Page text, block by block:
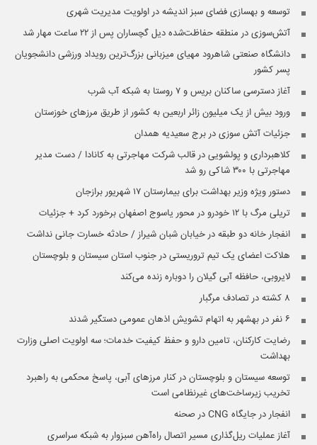
توسعه و بهسازی فضای سبز اندیشه در اولویت مدیریت شهری
آتش‌سوزی در منطقه حفاظت‌شده دیل گچساران پس از ۲۲ ساعت مهار شد
دانشگاه صنعتی شاهرود مهیای میزبانی بزرگ‌ترین رویداد ورزشی دانشجویان
پسر کشور
آغاز دسترسی ساکنان بریس و ۷ روستا به شبکه آب شرب
ورود بیش از یک میلیون زائر اربعین به کشور از طریق مرزهای خوزستان
جزئیات آتش سوزی در برج سعیدیه همدان
کلاهبرداری و پولشویی در قالب شرکت مهاجرتی به کانادا / دست مدیر
مهاجرتی با ۳۰۰ شاکی رو شد
دستور ویژه وزیر بهداشت برای بیمارستان ۱۷ شهریور برازجان
تریلی مرگ با ۱۲ خودرو در محور یاسوج اصفهان برخورد کرد + جزئیات
انفجار خانه دو طبقه در خیابان شبان شیراز / حادثه خسارت جانی نداشت
هلاکت اعضای یک تیم تروریستی در جنوب استان سیستان و بلوچستان
لایروبی، حافظه آبی گیلان را دوباره زنده می‌کند
۸ کشته در تصادف مرگبار
۶ نفر در بهشهر به اتهام تشویش اذهان عمومی دستگیر شدند
رضایت کارکنان، تامین دارو و حفظ کیفیت خدمات؛ سه اولویت اصلی وزارت
بهداشت
توسعه سیستان و بلوچستان در کنار مرزهای آبی، پاسخ محکمی به راهبرد
تخریب زیرساخت‌های غیرنظامی است
انفجار در جایگاه CNG در صحنه
آغاز عملیات ریل‌گذاری مسیر اتصال راه‌آهن سبزوار به شبکه سراسری